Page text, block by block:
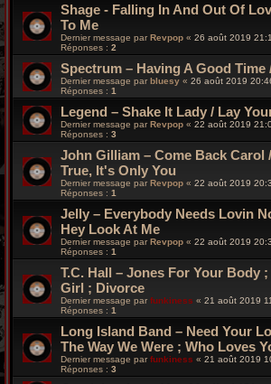
Shage ‎- Falling In And Out Of
To Me
Dernier message par Revpop « 26 août 2019
Réponses : 2
Spectrum ‎– Having A Good Time
Dernier message par bluesy « 26 août 2019
Réponses : 1
Legend ‎– Shake It Lady / Lay
Dernier message parRevpop « 22 août 2019
Réponses : 3
John Gilliam – Come Back Carol
True, It's Only You
Dernier message par Revpop « 22 août 2019
Réponses : 1
Jelly ‎– Everybody Needs Lovin
Hey Look At Me
Dernier message par Revpop « 22 août 2019
Réponses : 1
T.C. Hall ‎– Jones For Your Body
Girl ; Divorce
Dernier message par funkiness « 21 août 2019
Réponses : 1
Long Island Band – Need Your
The Way We Were ; Who Loves
Dernier message par funkiness « 21 août 2019
Réponses : 3